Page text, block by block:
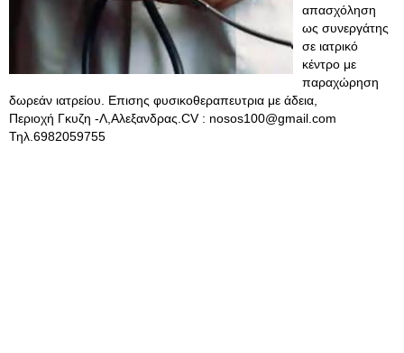
απασχόληση
ως συνεργάτης
σε ιατρικό
κέντρο με
παραχώρηση
δωρεάν ιατρείου. Επισης φυσικοθεραπευτρια με άδεια,
Περιοχή Γκυζη -Λ,Αλεξανδρας.CV : nosos100@gmail.com
Τηλ.6982059755